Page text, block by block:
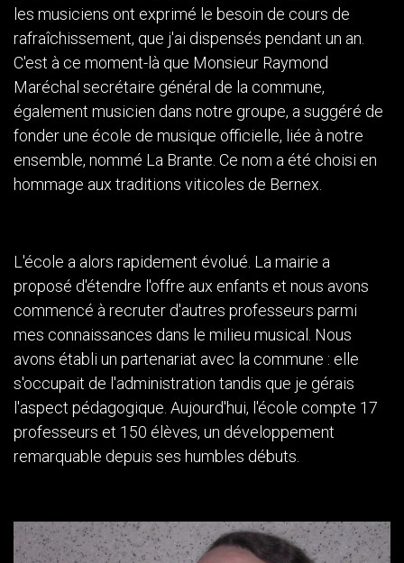
les musiciens ont exprimé le besoin de cours de
rafraîchissement, que j'ai dispensés pendant un an.
C'est à ce moment-là que Monsieur Raymond
Maréchal secrétaire général de la commune,
également musicien dans notre groupe, a suggéré de
fonder une école de musique officielle, liée à notre
ensemble, nommé La Brante. Ce nom a été choisi en
hommage aux traditions viticoles de Bernex.
L'école a alors rapidement évolué. La mairie a
proposé d'étendre l'offre aux enfants et nous avons
commencé à recruter d'autres professeurs parmi
mes connaissances dans le milieu musical. Nous
avons établi un partenariat avec la commune : elle
s'occupait de l'administration tandis que je gérais
l'aspect pédagogique. Aujourd'hui, l'école compte 17
professeurs et 150 élèves, un développement
remarquable depuis ses humbles débuts.